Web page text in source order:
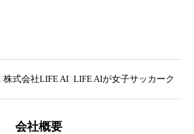
株式会社LIFE AI LIFE AIが女子サッカークラ
会社概要